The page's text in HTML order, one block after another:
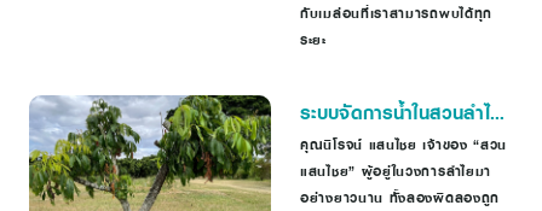
กับเมล่อนที่เราสามารถพบได้ทุก
ระยะ
ระบบจัดการน้ำในสวนลำไย
แสนไชย
คุณนิโรจน์ แสนไชย เจ้าของ “สวน
แสนไชย” ผู้อยู่ในวงการลำไยมา
อย่างยาวนาน ทั้งลองผิดลองถูก